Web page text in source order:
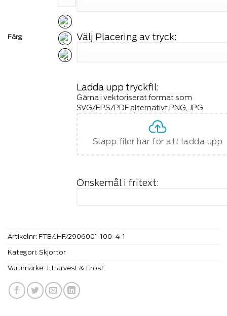
Välj Placering av tryck:
Ladda upp tryckfil:
Gärna i vektoriserat format som
SVG/EPS/PDF alternativt PNG, JPG
Släpp filer här för att ladda upp
Önskemål i fritext:
Färg
Artikelnr: FTB/JHF/2906001-100-4-1
Kategori: Skjortor
Varumärke: J. Harvest & Frost